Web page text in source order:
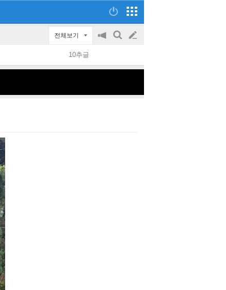
전체보기
공
on/off
검
글
쓰
10추글